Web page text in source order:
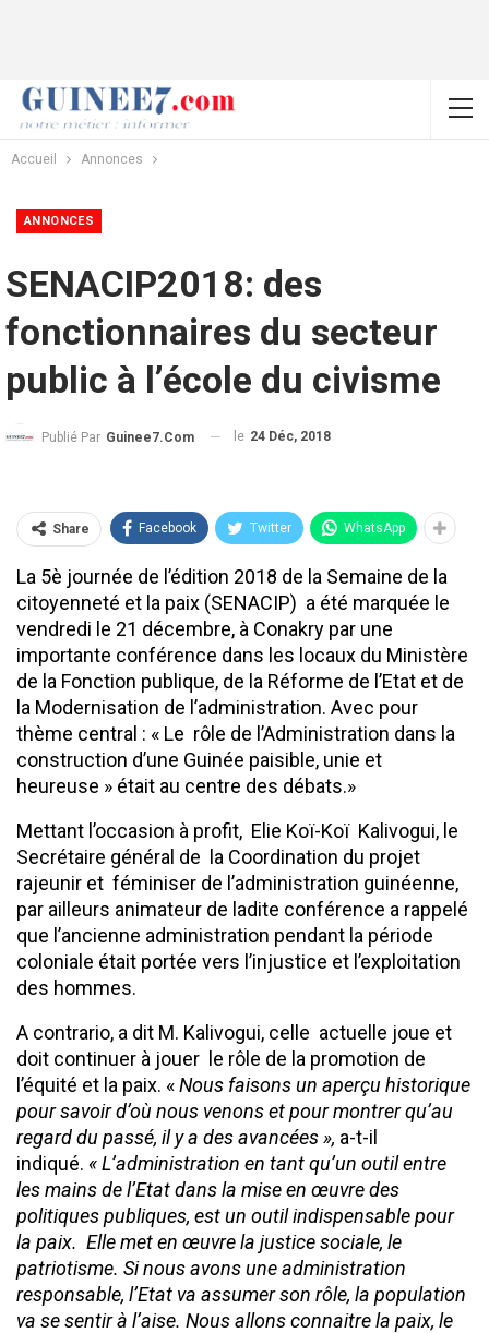
Accueil Annonces
ANNONCES
SENACIP2018: des
fonctionnaires du secteur
public à l’école du civisme
Publié Par Guinee7.com le 24 Déc, 2018
Share Facebook Twitter WhatsApp
La 5è journée de l’édition 2018 de la Semaine de la
citoyenneté et la paix (SENACIP) a été marquée le
vendredi le 21 décembre, à Conakry par une
importante conférence dans les locaux du Ministère
de la Fonction publique, de la Réforme de l’Etat et de
la Modernisation de l’administration. Avec pour
thème central : « Le rôle de l’Administration dans la
construction d’une Guinée paisible, unie et
heureuse » était au centre des débats.»
Mettant l’occasion à profit, Elie Koï-Koï Kalivogui, le
Secrétaire général de la Coordination du projet
rajeunir et féminiser de l’administration guinéenne,
par ailleurs animateur de ladite conférence a rappelé
que l’ancienne administration pendant la période
coloniale était portée vers l’injustice et l’exploitation
des hommes.
A contrario, a dit M. Kalivogui, celle actuelle joue et
doit continuer à jouer le rôle de la promotion de
l’équité et la paix. «Nous faisons un aperçu historique
pour savoir d’où nous venons et pour montrer qu’au
regard du passé, il y a des avancées », a-t-il
indiqué. « L’administration en tant qu’un outil entre
les mains de l’Etat dans la mise en œuvre des
politiques publiques, est un outil indispensable pour
la paix. Elle met en œuvre la justice sociale, le
patriotisme. Si nous avons une administration
responsable, l’Etat va assumer son rôle, la population
va se sentir à l’aise. Nous allons connaitre la paix, le